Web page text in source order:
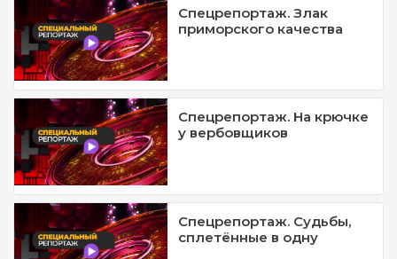
Спецрепортаж. Злак
приморского качества
Спецрепортаж. На крючке
у вербовщиков
Спецрепортаж. Судьбы,
сплетённые в одну